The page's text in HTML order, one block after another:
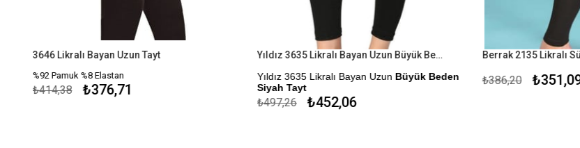
3646 Likralı Bayan Uzun Tayt
%92 Pamuk %8 Elastan
₺376,71
₺414,38
Yıldız 3635 Likralı Bayan Uzun Büyük Beden Siyah Tayt
Yıldız 3635 Likralı Bayan Uzun Büyük Beden
Siyah Tayt
Kapıda Ödeme Seçeneği
₺452,06
₺497,26
₺351,09
₺386,20